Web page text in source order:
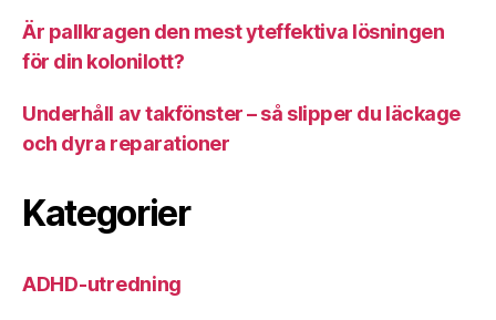
Är pallkragen den mest yteffektiva lösningen
för din kolonilott?
Underhåll av takfönster – så slipper du läckage
och dyra reparationer
Kategorier
ADHD-utredning